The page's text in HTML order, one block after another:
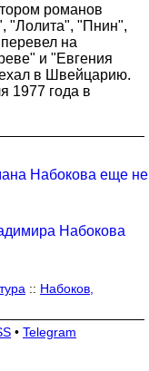
романов
"Лолита", "Пнин",
на
и "Евгения
в Швейцарию.
1977 года в
Набокова еще не
Набокова
:: Набоков,
• Telegram